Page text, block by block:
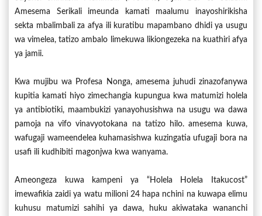
Amesema Serikali imeunda kamati maalumu inayoshirikisha
sekta mbalimbali za afya ili kuratibu mapambano dhidi ya usugu
wa vimelea, tatizo ambalo limekuwa likiongezeka na kuathiri afya
ya jamii.
Kwa mujibu wa Profesa Nonga, amesema juhudi zinazofanywa
kupitia kamati hiyo zimechangia kupungua kwa matumizi holela
ya antibiotiki, maambukizi yanayohusishwa na usugu wa dawa
pamoja na vifo vinavyotokana na tatizo hilo. amesema kuwa,
wafugaji wameendelea kuhamasishwa kuzingatia ufugaji bora na
usafi ili kudhibiti magonjwa kwa wanyama.
Ameongeza kuwa kampeni ya “Holela Holela Itakucost”
imewafikia zaidi ya watu milioni 24 hapa nchini na kuwapa elimu
kuhusu matumizi sahihi ya dawa, huku akiwataka wananchi